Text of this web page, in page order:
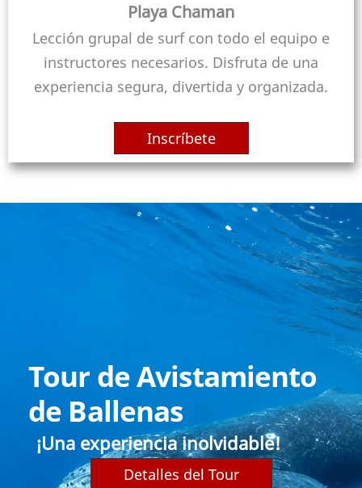
Playa Chaman
Lección grupal de surf con todo el equipo e
instructores necesarios. Disfruta de una
experiencia segura, divertida y organizada.
Inscríbete
Tour de Avistamiento
de Ballenas
¡Una experiencia inolvidable!
Detalles del Tour